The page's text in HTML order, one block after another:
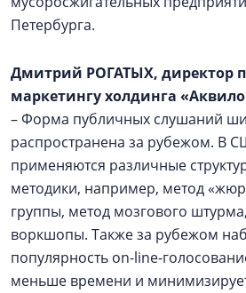
Петербурга.
Дмитрий РОГАТЫХ, директор
маркетингу холдинга
– Форма публичных слушаний
распространена за рубежом. В
применяются различные
методики, например, метод
группы, метод мозгового
воркшопы. Также за рубежом
популярность on-line-
меньше времени и